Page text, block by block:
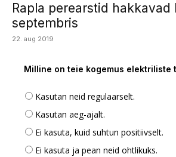
Rapla perearstid hakkavad
septembris
22. aug 2019
Milline on teie kogemus elektriliste
Kasutan neid regulaarselt.
Kasutan aeg-ajalt.
Ei kasuta, kuid suhtun positiivselt.
Ei kasuta ja pean neid ohtlikuks.